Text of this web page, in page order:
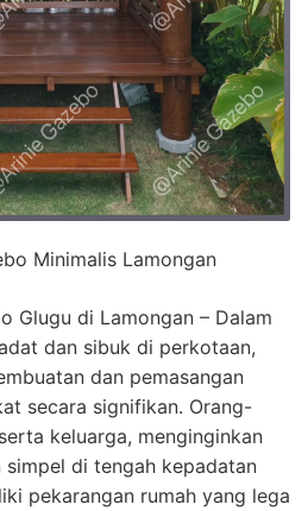
Minimalis Lamongan
Glugu di Lamongan – Dalam
dan sibuk di perkotaan,
dan pemasangan
secara signifikan. Orang-
keluarga, menginginkan
di tengah kepadatan
pekarangan rumah yang lega